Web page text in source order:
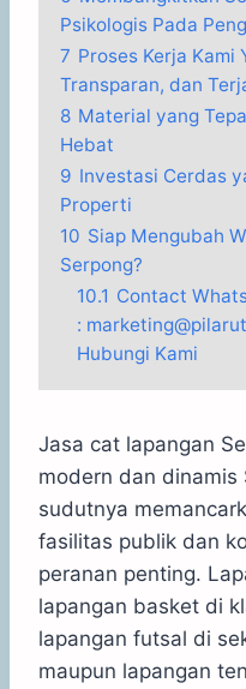
Psikologis Pada
7 Proses Kerja Kami
Transparan, dan
8 Material yang
Hebat
9 Investasi Cerdas
Properti
10 Siap Mengubah
Serpong?
10.1 Contact
:
Hubungi Kami
Jasa cat lapangan
modern dan dinamis
sudutnya
fasilitas publik dan
peranan penting.
lapangan basket di
lapangan futsal di
maupun lapangan